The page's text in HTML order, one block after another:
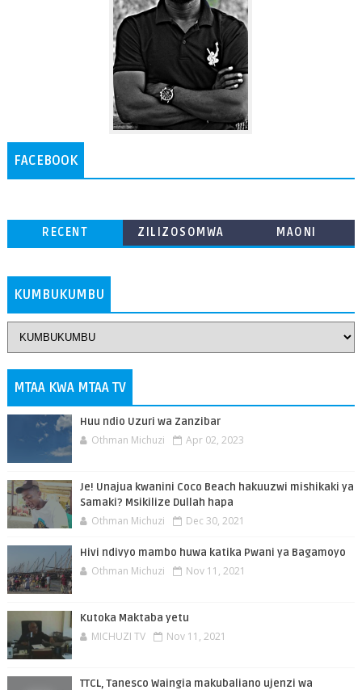
FACEBOOK
RECENT
ZILIZOSOMWA
MAONI
KUMBUKUMBU
MTAA KWA MTAA TV
Huu ndio Uzuri wa Zanzibar
Othman Michuzi Apr 02, 2023
Je! Unajua kwanini Coco Beach hakuuzwi mishikaki ya
Samaki? Msikilize Dullah hapa
Othman Michuzi Dec 30, 2021
Hivi ndivyo mambo huwa katika Pwani ya Bagamoyo
Othman Michuzi Nov 11, 2021
Kutoka Maktaba yetu
MICHUZI TV Nov 11, 2021
TTCL, Tanesco Waingia makubaliano ujenzi wa